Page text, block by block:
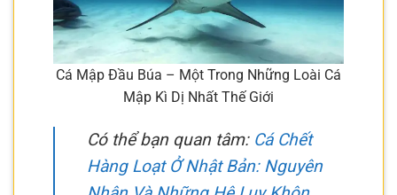
Cá Mập Đầu Búa – Một Trong Những Loài Cá
Mập Kì Dị Nhất Thế Giới
Có thể bạn quan tâm: Cá Chết
Hàng Loạt Ở Nhật Bản: Nguyên